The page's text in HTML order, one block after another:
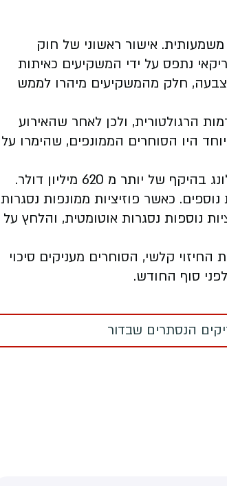
אישור ראשוני של חוק
נתפס על ידי המשקיעים כאיתות
חלק מהמשקיעים מיהרו לממש
הרגולטורית, ולכן לאחר שהאירוע
היו הסוחרים הממונפים, שהימרו על
לפי נתוני קוינגלאס, בתוך 24 שעות בלבד חוסלו פוזיציות לונג בהיקף של יותר מ 620 מיליון דולר.
נוספים. כאשר פוזיציות ממונפות נסגרות
נוספות נסגרות אוטומטית, והלחץ על
קלשי, הסוחרים מעניקים סיכוי
הנסתרים שבדור